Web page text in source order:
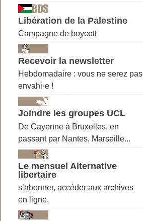
Libération de la Palestine
Campagne de boycott
Recevoir la newsletter
Hebdomadaire : vous ne serez pas
envahi·e !
Joindre les groupes UCL
De Cayenne à Bruxelles, en
passant par Nantes, Marseille...
Le mensuel Alternative
libertaire
s’abonner, accéder aux archives
en ligne.